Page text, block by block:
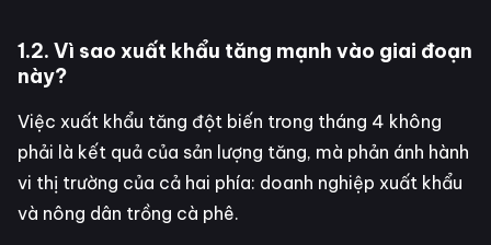
1.2. Vì sao xuất khẩu tăng mạnh vào giai đoạn
này?
Việc xuất khẩu tăng đột biến trong tháng 4 không
phải là kết quả của sản lượng tăng, mà phản ánh hành
vi thị trường của cả hai phía: doanh nghiệp xuất khẩu
và nông dân trồng cà phê.